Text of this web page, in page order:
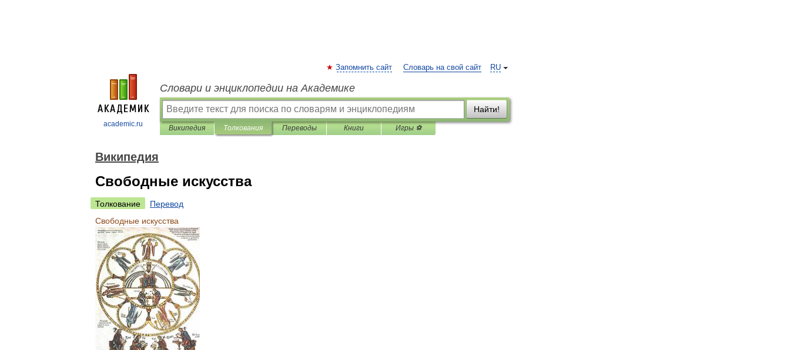
academic.ru
RU
Запомнить сайт Словарь на свой сайт
Словари и энциклопедии на Академике
Найти!
Википедия Толкования Переводы Книги Игры ⚽
Википедия
Свободные искусства
Толкование
Перевод
Свободные искусства